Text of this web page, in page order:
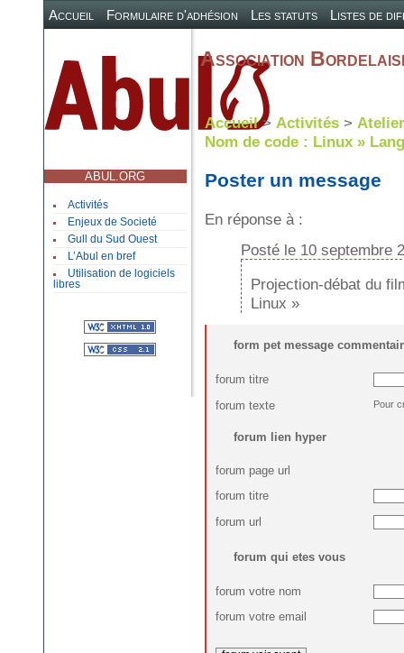
Accueil Formulaire d'adhésion Les statuts Listes de
ABUL.ORG
Activités
Enjeux de Societé
Gull du Sud Ouest
L’Abul en bref
Utilisation de logiciels
libres
Association
Accueil> Activités>
Nom de code : Linux »
Poster un message
En réponse à :
Posté le 10 septembre
Projection-débat du
Linux »
form pet message
forum titre
forum texte
Pour
forum lien hyper
forum page url
forum titre
forum url
forum qui etes vous
forum votre nom
forum votre email